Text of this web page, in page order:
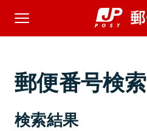
郵便番号検索
検索結果